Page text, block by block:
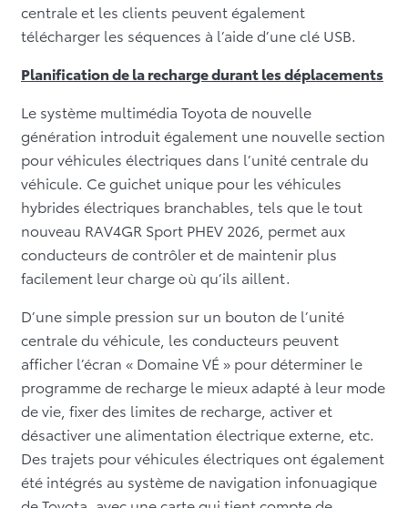
centrale et les clients peuvent également
télécharger les séquences à l’aide d’une clé USB.
Planification de la recharge durant les déplacements
Le système multimédia Toyota de nouvelle
génération introduit également une nouvelle section
pour véhicules électriques dans l’unité centrale du
véhicule. Ce guichet unique pour les véhicules
hybrides électriques branchables, tels que le tout
nouveau RAV4GR Sport PHEV 2026, permet aux
conducteurs de contrôler et de maintenir plus
facilement leur charge où qu’ils aillent.
D’une simple pression sur un bouton de l’unité
centrale du véhicule, les conducteurs peuvent
afficher l’écran « Domaine VÉ » pour déterminer le
programme de recharge le mieux adapté à leur mode
de vie, fixer des limites de recharge, activer et
désactiver une alimentation électrique externe, etc.
Des trajets pour véhicules électriques ont également
été intégrés au système de navigation infonuagique